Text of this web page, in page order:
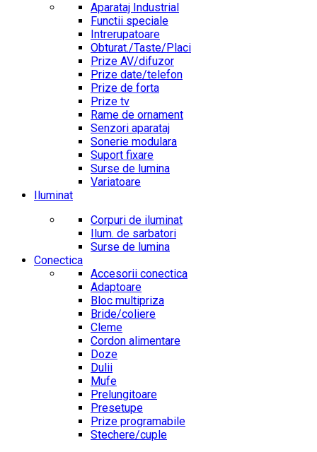
Aparataj Industrial
Functii speciale
Intrerupatoare
Obturat./Taste/Placi
Prize AV/difuzor
Prize date/telefon
Prize de forta
Prize tv
Rame de ornament
Senzori aparataj
Sonerie modulara
Suport fixare
Surse de lumina
Variatoare
Iluminat
Corpuri de iluminat
Ilum. de sarbatori
Surse de lumina
Conectica
Accesorii conectica
Adaptoare
Bloc multipriza
Bride/coliere
Cleme
Cordon alimentare
Doze
Dulii
Mufe
Prelungitoare
Presetupe
Prize programabile
Stechere/cuple